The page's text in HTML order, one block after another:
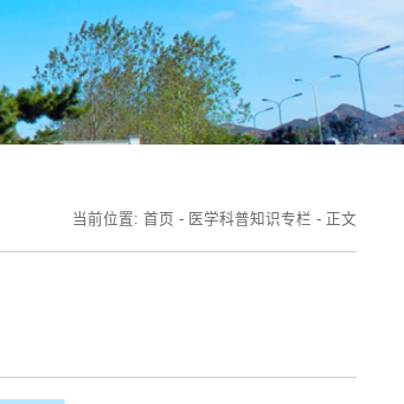
当前位置: 首页 - 医学科普知识专栏 - 正文